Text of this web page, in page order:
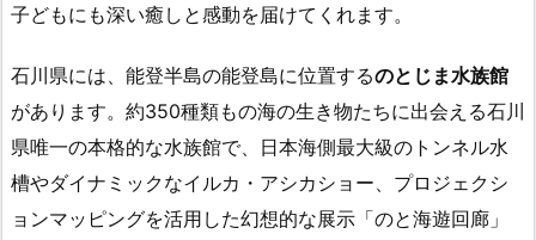
子どもにも深い癒しと感動を届けてくれます。
石川県には、能登半島の能登島に位置するのとじま水族館
があります。約350種類もの海の生き物たちに出会える石川
県唯一の本格的な水族館で、日本海側最大級のトンネル水
槽やダイナミックなイルカ・アシカショー、プロジェクシ
ョンマッピングを活用した幻想的な展示「のと海遊回廊」